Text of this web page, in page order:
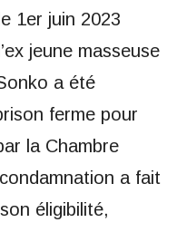
1er juin 2023
jeune masseuse
a été
ferme pour
la Chambre
a fait
éligibilité,